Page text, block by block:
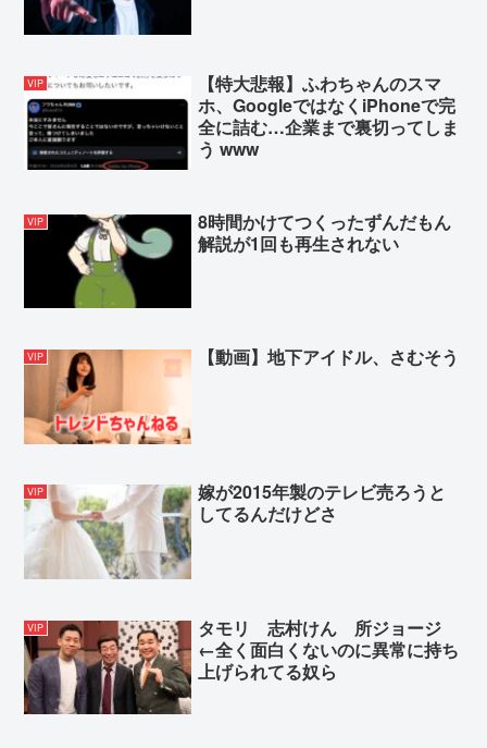
VIP
【特大悲報】ふわちゃんのスマ
ホ、GoogleではなくiPhoneで完
全に詰む…企業まで裏切ってしま
う www
VIP
8時間かけてつくったずんだもん
解説が1回も再生されない
VIP 【動画】地下アイドル、さむそう
VIP
嫁が2015年製のテレビ売ろうと
してるんだけどさ
VIP
タモリ 志村けん 所ジョージ
←全く面白くないのに異常に持ち
上げられてる奴ら